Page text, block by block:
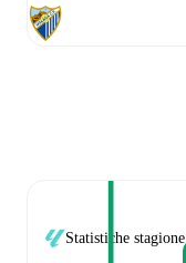
Statistiche stagione